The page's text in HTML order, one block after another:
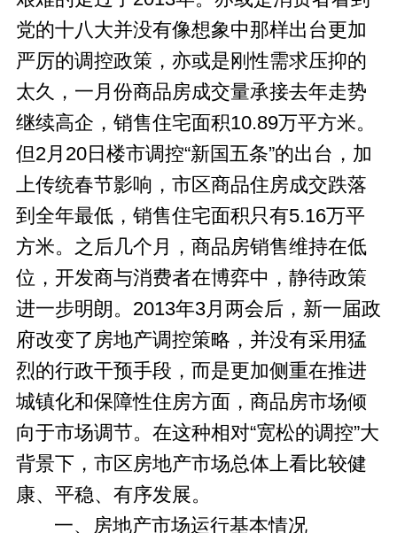
党的十八大并没有像想象中那样出台更加
严厉的调控政策，亦或是刚性需求压抑的
太久，一月份商品房成交量承接去年走势
继续高企，销售住宅面积10.89万平方米。
但2月20日楼市调控“新国五条”的出台，加
上传统春节影响，市区商品住房成交跌落
到全年最低，销售住宅面积只有5.16万平
方米。之后几个月，商品房销售维持在低
位，开发商与消费者在博弈中，静待政策
进一步明朗。2013年3月两会后，新一届政
府改变了房地产调控策略，并没有采用猛
烈的行政干预手段，而是更加侧重在推进
城镇化和保障性住房方面，商品房市场倾
向于市场调节。在这种相对“宽松的调控”大
背景下，市区房地产市场总体上看比较健
康、平稳、有序发展。
一、房地产市场运行基本情况